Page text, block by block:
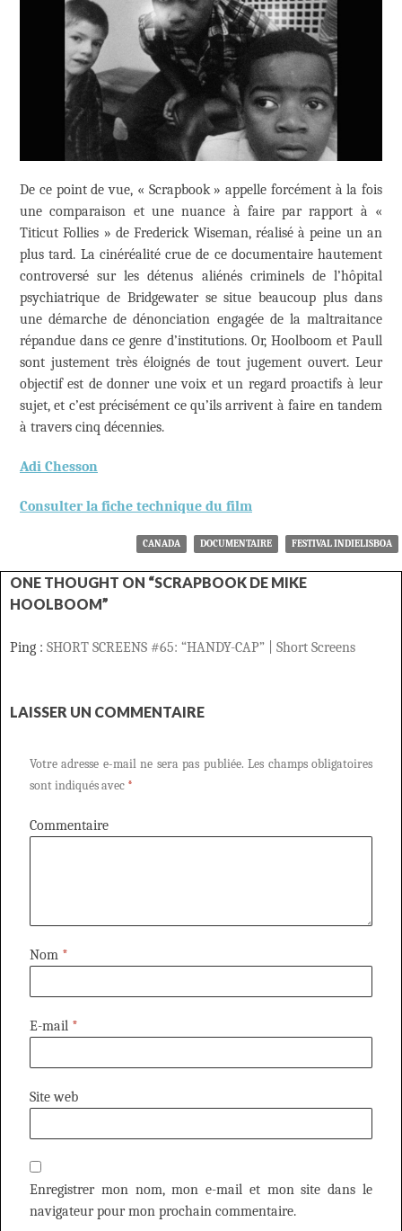
De ce point de vue, « Scrapbook » appelle forcément à la fois
une comparaison et une nuance à faire par rapport à «
Titicut Follies » de Frederick Wiseman, réalisé à peine un an
plus tard. La cinéréalité crue de ce documentaire hautement
controversé sur les détenus aliénés criminels de l’hôpital
psychiatrique de Bridgewater se situe beaucoup plus dans
une démarche de dénonciation engagée de la maltraitance
répandue dans ce genre d’institutions. Or, Hoolboom et Paull
sont justement très éloignés de tout jugement ouvert. Leur
objectif est de donner une voix et un regard proactifs à leur
sujet, et c’est précisément ce qu’ils arrivent à faire en tandem
à travers cinq décennies.
Adi Chesson
Consulter la fiche technique du film
CANADA DOCUMENTAIRE FESTIVAL INDIELISBOA
ONE THOUGHT ON “SCRAPBOOK DE MIKE
HOOLBOOM”
Ping : SHORT SCREENS #65: “HANDY-CAP” | Short Screens
LAISSER UN COMMENTAIRE
Votre adresse e-mail ne sera pas publiée. Les champs obligatoires
sont indiqués avec *
Commentaire
Nom *
E-mail *
Site web
Enregistrer mon nom, mon e-mail et mon site dans le
navigateur pour mon prochain commentaire.